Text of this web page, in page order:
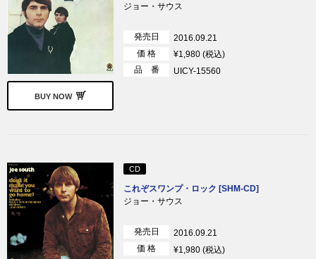
BUY NOW
ジョー・サウス
発売日
2016.09.21
価 格
¥1,980 (税込)
品 番
UICY-15560
CD
これぞスワンプ・ロック [SHM-CD]
ジョー・サウス
発売日
2016.09.21
価 格
¥1,980 (税込)